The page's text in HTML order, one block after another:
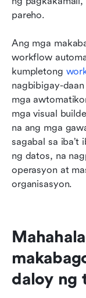
pareho.
Ang mga
workflow
kumpletong
nagbibigay-
mga
mga visual
na ang mga
sagabal sa iba’t
ng datos, na
operasyon at
organisasyon.
daloy ng